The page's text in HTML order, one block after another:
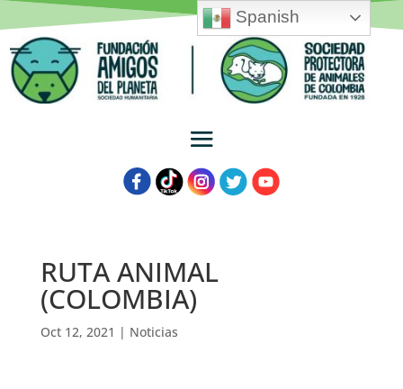
RUTA ANIMAL
(COLOMBIA)
Oct 12, 2021 | Noticias
Spanish